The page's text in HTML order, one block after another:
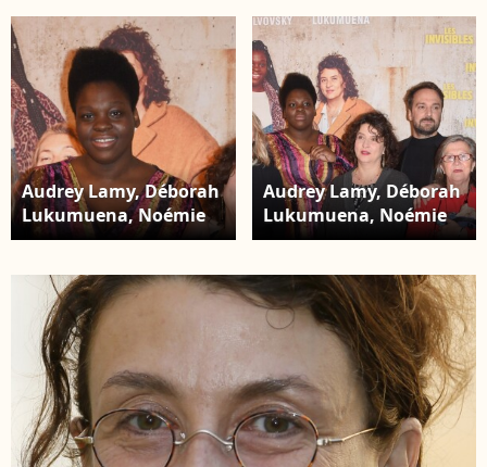
du film "Les Invisibles" au cinéma Gaumont Opéra
à Paris, le 7 janvier 2019. © Coadic
Guirec/Bestimage
Audrey Lamy, Déborah
Lukumuena, Noémie
Lvovsky et Corinne
première du film "Les
Invisibles" au cinéma
Gaumont Opéra à
Paris, le 7 janvier 2019.
© Coadic
Guirec/Bestimage
Audrey Lamy, Déborah
Lukumuena, Noémie
Lvovsky, Louis-Julien
Meerhaeghe et
Corinne Masiero -
Avant-première du film
"Les Invisibles" au
cinéma Gaumont
Opéra à Paris, le 7
janvier 2019. © Coadic
Guirec/Bestimage